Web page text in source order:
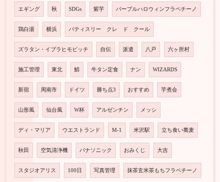
エギング 秋 SDGs 紫芋 パープルハロウィンフラペチーノ
鶏白湯 横浜 パティスリー クレ ド クール
ズラタン・イブラヒモビッチ 自伝 派遣 八戸 六ヶ所村
施工管理 東北 鯖 牛タン定食 ナン WIZARDS
新宿 周南市 ドイツ 勝ち点3 おすすめ 芋煮会
山形風 仙台風 W杯 アルゼンチン メッシ
ディ・マリア ウエストランド M-1 米沢駅 立ち食い蕎麦
秋田 空気清浄機 パナソニック おみくじ 大吉
スタジオアリス 100日 写真管理 抹茶玄米茶もちフラペチーノ